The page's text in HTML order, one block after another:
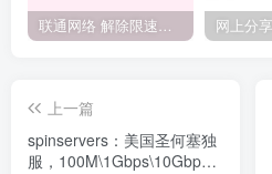
联通网络 解除限速方法参考！畅享、畅玩、老白干等及其它地区自测了
上一篇
spinservers：美国圣何塞独
服，100M\1Gbps\10Gbps